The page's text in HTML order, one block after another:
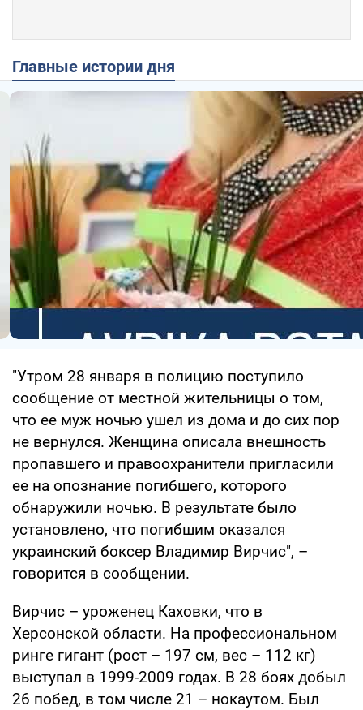
Главные истории дня
"Утром 28 января в полицию поступило
сообщение от местной жительницы о том,
что ее муж ночью ушел из дома и до сих пор
не вернулся. Женщина описала внешность
пропавшего и правоохранители пригласили
ее на опознание погибшего, которого
обнаружили ночью. В результате было
установлено, что погибшим оказался
украинский боксер Владимир Вирчис", –
говорится в сообщении.
Вирчис – уроженец Каховки, что в
Херсонской области. На профессиональном
ринге гигант (рост – 197 см, вес – 112 кг)
выступал в 1999-2009 годах. В 28 боях добыл
26 побед, в том числе 21 – нокаутом. Был